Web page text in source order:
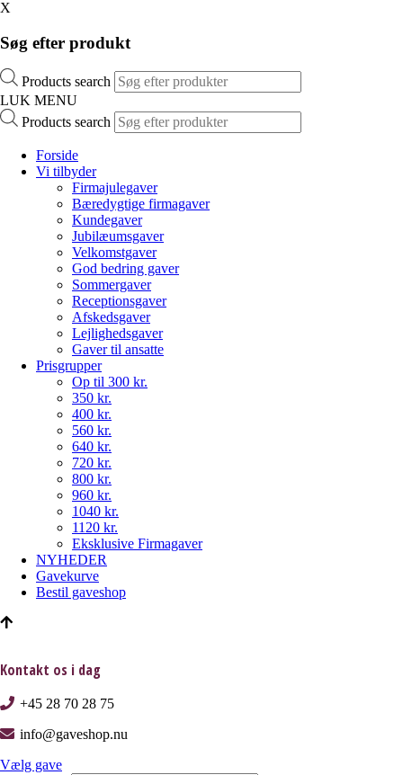
X
Søg efter produkt
Products search
LUK MENU
Products search
Forside
Vi tilbyder
Firmajulegaver
Bæredygtige firmagaver
Kundegaver
Jubilæumsgaver
Velkomstgaver
God bedring gaver
Sommergaver
Receptionsgaver
Afskedsgaver
Lejlighedsgaver
Gaver til ansatte
Prisgrupper
Op til 300 kr.
350 kr.
400 kr.
560 kr.
640 kr.
720 kr.
800 kr.
960 kr.
1040 kr.
1120 kr.
Eksklusive Firmagaver
NYHEDER
Gavekurve
Bestil gaveshop
Kontakt os i dag
+45 28 70 28 75
info@gaveshop.nu
Vælg gave